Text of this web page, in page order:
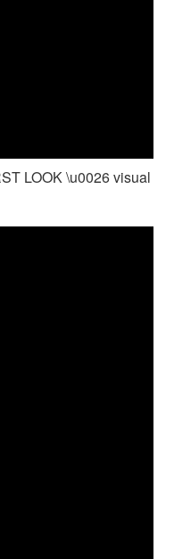
LOOK \u0026 visual